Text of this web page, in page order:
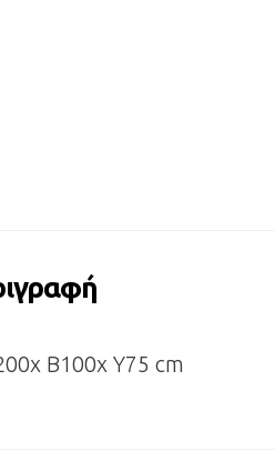
Β100x Υ75 cm